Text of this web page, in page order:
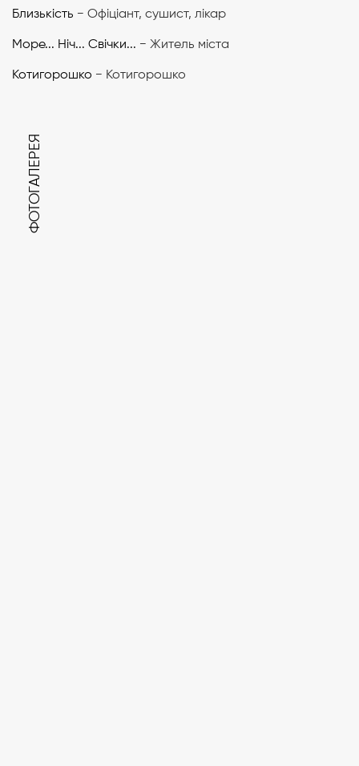
Близькість − Офіціант, сушист, лікар
Море... Ніч... Свічки... − Житель міста
Котигорошко − Котигорошко
ФОТОГАЛЕРЕЯ